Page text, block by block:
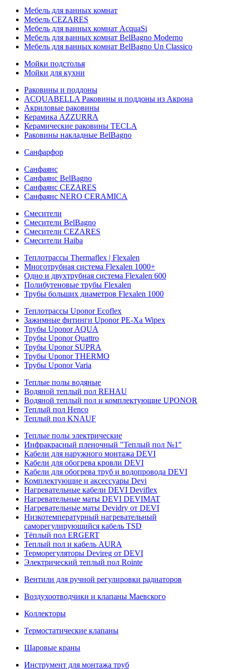
Мебель для ванных комнат
Мебель CEZARES
Мебель для ванных комнат AcquaSi
Мебель для ванных комнат BelBagno Moderno
Мебель для ванных комнат BelBagno Un Classico
Мойки подстолья
Мойки для кухни
Раковины и поддоны
ACQUABELLA Раковины и поддоны из Акрона
Акриловые раковины
Керамика AZZURRA
Керамические раковины TECLA
Раковины накладные BelBagno
Санфарфор
Санфаянс
Санфаянс BelBagno
Санфаянс CEZARES
Санфаянс NERO CERAMICA
Смесители
Смесители BelBagno
Смесители CEZARES
Смесители Haiba
Теплотрассы Thermaflex | Flexalen
Многотрубная система Flexalen 1000+
Одно и двухтрубная система Flexalen 600
Полибутеновые трубы Flexalen
Трубы больших диаметров Flexalen 1000
Теплотрассы Uponor Ecoflex
Зажимные фитинги Uponor PE-Xa Wipex
Трубы Uponor AQUA
Трубы Uponor Quattro
Трубы Uponor SUPRA
Трубы Uponor THERMO
Трубы Uponor Varia
Теплые полы водяные
Водяной теплый пол REHAU
Водяной теплый пол и комплектующие UPONOR
Теплый пол Henco
Теплый пол KNAUF
Теплые полы электрические
Инфракрасный пленочный "Теплый пол №1"
Кабели для наружного монтажа DEVI
Кабели для обогрева кровли DEVI
Кабели для обогрева труб и водопровода DEVI
Комплектующие и аксессуары Devi
Нагревательные кабели DEVI Deviflex
Нагревательные маты DEVI DEVIMAT
Нагревательные маты Devidry от DEVI
Низкотемпературный нагревательный
саморегулирующийся кабель TSD
Тёплый пол ERGERT
Теплый пол и кабель AURA
Терморегуляторы Devireg от DEVI
Электрический теплый пол Rointe
Вентили для ручной регулировки радиаторов
Воздухоотводчики и клапаны Маевского
Коллекторы
Термостатические клапаны
Шаровые краны
Инструмент для монтажа труб